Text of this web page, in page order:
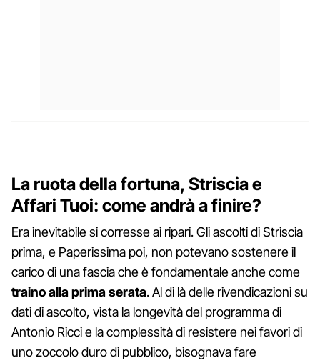
La ruota della fortuna, Striscia e
Affari Tuoi: come andrà a finire?
Era inevitabile si corresse ai ripari. Gli ascolti di Striscia
prima, e Paperissima poi, non potevano sostenere il
carico di una fascia che è fondamentale anche come
traino alla prima serata. Al di là delle rivendicazioni su
dati di ascolto, vista la longevità del programma di
Antonio Ricci e la complessità di resistere nei favori di
uno zoccolo duro di pubblico, bisognava fare